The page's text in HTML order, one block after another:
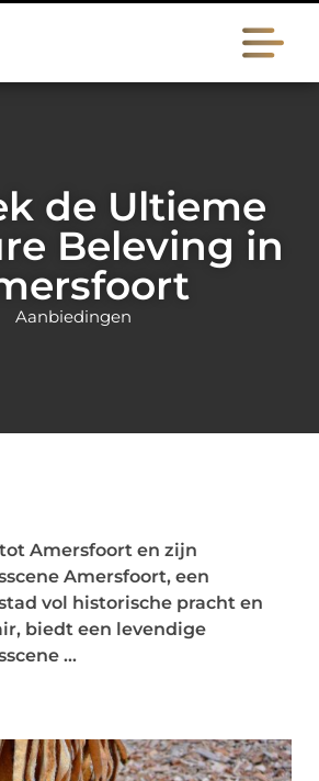
de Ultieme
Beleving in
Aanbiedingen
Amersfoort en zijn
Amersfoort, een
vol historische pracht en
biedt een levendige
...